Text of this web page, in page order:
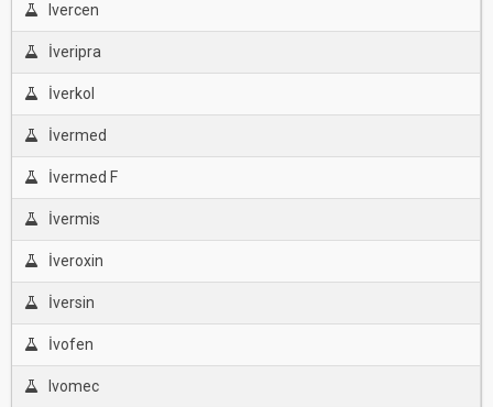
Ivercen
İveripra
İverkol
İvermed
İvermed F
İvermis
İveroxin
İversin
İvofen
Ivomec